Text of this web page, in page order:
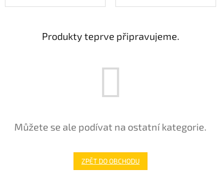
Produkty teprve připravujeme.
Můžete se ale podívat na ostatní kategorie.
ZPĚT DO OBCHODU